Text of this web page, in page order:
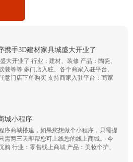
携手3D建材家具城盛大开业了
大开业了 行业：建材、装修 产品：陶瓷、
装等等 多门店入驻、各个商家入驻平台、
意门店下单购买 支持商家入驻平台：商家
城小程序
序商城搭建，如果您想做个小程序，只需提
需两三天即帮您可上线您的线上商城。 今
购 行业：零售线上商城 产品：美妆个护、